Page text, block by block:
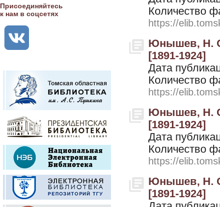
Присоединяйтесь
к нам в соцсетях
Количество
https://
Юнышев, Н.
[1891-1924]
Дата
Количество
https://
Юнышев, Н.
[1891-1924]
Дата
Количество
https://
Юнышев, Н.
[1891-1924]